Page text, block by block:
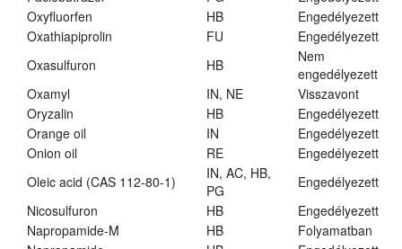
Oxyfluorfen
HB
Engedélyezett
Oxathiapiprolin
FU
Engedélyezett
Oxasulfuron
HB
Nem
engedélyezett
Oxamyl
IN, NE
Visszavont
Oryzalin
HB
Engedélyezett
Orange oil
IN
Engedélyezett
Onion oil
RE
Engedélyezett
Oleic acid (CAS 112-80-1)
IN, AC, HB,
PG
Engedélyezett
Nicosulfuron
HB
Engedélyezett
Napropamide-M
HB
Folyamatban